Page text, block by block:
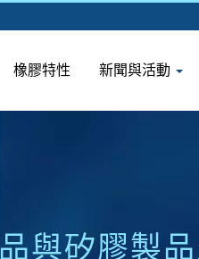
橡膠特性 新聞與活動
與矽膠製